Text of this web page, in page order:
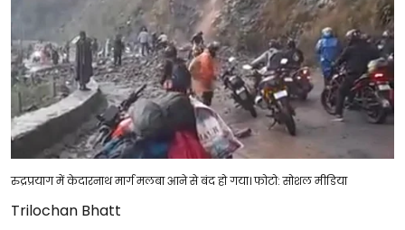
रुद्रप्रयाग में केदारनाथ मार्ग मलबा आने से बंद हो गया। फोटो: सोशल मीडिया
Trilochan Bhatt